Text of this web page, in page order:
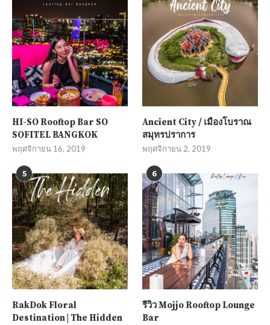
HI-SO Rooftop Bar SO
SOFITEL BANGKOK
พฤศจิกายน 16, 2019
Ancient City / เมืองโบราณ
สมุทรปราการ
พฤศจิกายน 2, 2019
5
RakDok Floral
Destination | The Hidden
6
รีวิว Mojjo Rooftop Lounge
Bar